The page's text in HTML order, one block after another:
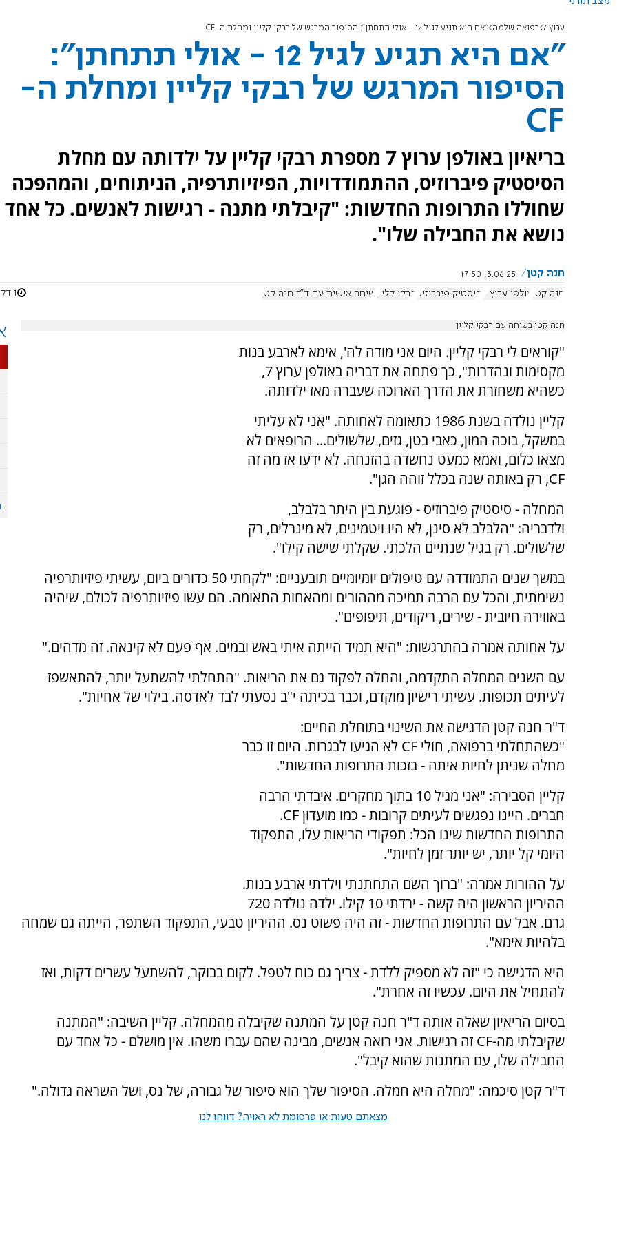
ערוץ 7 רפואה שלמה "אם היא תגיע לגיל 12 - אולי תתחתן": הסיפור המרגש של רבקי קליין ומחלת ה-CF
"אם היא תגיע לגיל 12 - אולי תתחתן":
הסיפור המרגש של רבקי קליין ומחלת ה-
CF
בריאיון באולפן ערוץ 7 מספרת רבקי קליין על ילדותה עם מחלת
הסיסטיק פיברוזיס, ההתמודדויות, הפיזיותרפיה, הניתוחים, והמהפכה
שחוללו התרופות החדשות: "קיבלתי מתנה - רגישות לאנשים. כל אחד
נושא את החבילה שלו".
חנה קטן
3.06.25, 17:50
חנה קטן
אולפן ערוץ 7 סיסטיק פיברוזיס רבקי קליין שיחה אישית עם ד"ר חנה קטן 1 דקות
חנה קטן בשיחה עם רבקי קליין
"קוראים לי רבקי קליין. היום אני מודה לה', אימא לארבע בנות
מקסימות ונהדרות", כך פתחה את דבריה באולפן ערוץ 7,
כשהיא משחזרת את הדרך הארוכה שעברה מאז ילדותה.
קליין נולדה בשנת 1986 כתאומה לאחותה. "אני לא עליתי
במשקל, בוכה המון, כאבי בטן, גזים, שלשולים... הרופאים לא
מצאו כלום, ואמא כמעט נחשדה בהזנחה. לא ידעו אז מה זה
CF, רק באותה שנה בכלל זוהה הגן".
המחלה - סיסטיק פיברוזיס - פוגעת בין היתר בלבלב,
ולדבריה: "הלבלב לא סינן, לא היו ויטמינים, לא מינרלים, רק
שלשולים. רק בגיל שנתיים הלכתי. שקלתי שישה קילו".
במשך שנים התמודדה עם טיפולים יומיומיים תובעניים: "לקחתי 50 כדורים ביום, עשיתי פיזיותרפיה
נשימתית, והכל עם הרבה תמיכה מההורים ומהאחות התאומה. הם עשו פיזיותרפיה לכולם, שיהיה
באווירה חיובית - שירים, ריקודים, תיפופים".
על אחותה אמרה בהתרגשות: "היא תמיד הייתה איתי באש ובמים. אף פעם לא קינאה. זה מדהים."
עם השנים המחלה התקדמה, והחלה לפקוד גם את הריאות. "התחלתי להשתעל יותר, להתאשפז
לעיתים תכופות. עשיתי רישיון מוקדם, וכבר בכיתה י"ב נסעתי לבד לאדסה. בילוי של אחיות".
ד"ר חנה קטן הדגישה את השינוי בתוחלת החיים:
"כשהתחלתי ברפואה, חולי CF לא הגיעו לבגרות. היום זו כבר
מחלה שניתן לחיות איתה - בזכות התרופות החדשות".
קליין הסבירה: "אני מגיל 10 בתוך מחקרים. איבדתי הרבה
חברים. היינו נפגשים לעיתים קרובות - כמו מועדון CF.
התרופות החדשות שינו הכל: תפקודי הריאות עלו, התפקוד
היומי קל יותר, יש יותר זמן לחיות".
על ההורות אמרה: "ברוך השם התחתנתי וילדתי ארבע בנות.
ההיריון הראשון היה קשה - ירדתי 10 קילו. ילדה נולדה 720
גרם. אבל עם התרופות החדשות - זה היה פשוט נס. ההיריון טבעי, התפקוד השתפר, הייתה גם שמחה
בלהיות אימא".
היא הדגישה כי "זה לא מספיק ללדת - צריך גם כוח לטפל. לקום בבוקר, להשתעל עשרים דקות, ואז
להתחיל את היום. עכשיו זה אחרת".
בסיום הריאיון שאלה אותה ד"ר חנה קטן על המתנה שקיבלה מהמחלה. קליין השיבה: "המתנה
שקיבלתי מה-CF זה רגישות. אני רואה אנשים, מבינה שהם עברו משהו. אין מושלם - כל אחד עם
החבילה שלו, עם המתנות שהוא קיבל".
ד"ר קטן סיכמה: "מחלה היא חמלה. הסיפור שלך הוא סיפור של גבורה, של נס, ושל השראה גדולה."
מצאתם טעות או פרסומת לא ראויה? דווחו לנו